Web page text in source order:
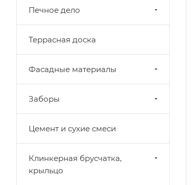
Печное дело
Террасная доска
Фасадные материалы
Заборы
Цемент и сухие смеси
Клинкерная брусчатка,
крыльцо